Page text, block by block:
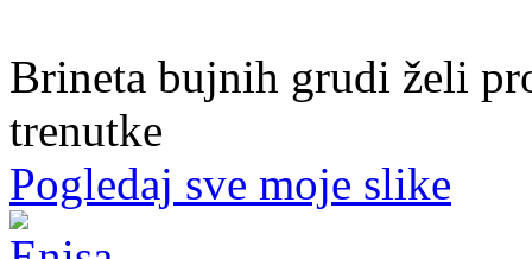
Brineta bujnih grudi želi
trenutke
Pogledaj sve moje slike